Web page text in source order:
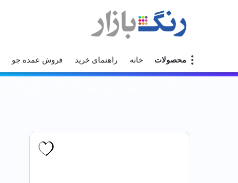
محصولات خانه راهنمای خرید فروش عمده جو